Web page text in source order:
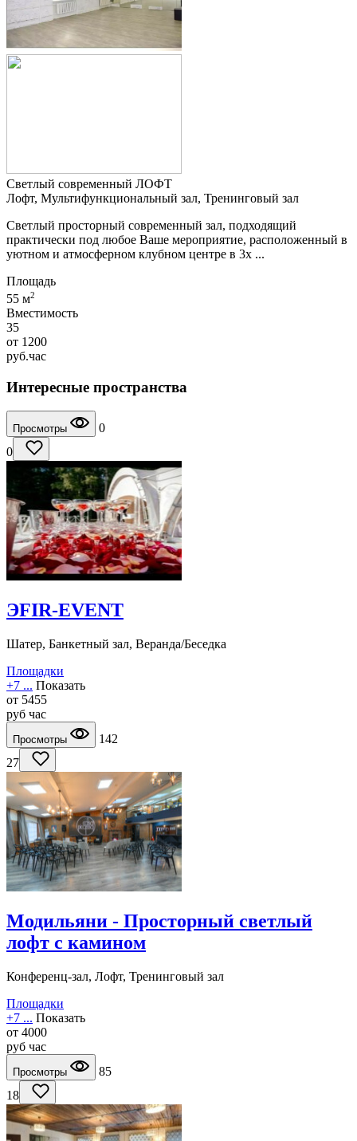
Светлый современный ЛОФТ
Лофт, Мультифункциональный зал, Тренинговый зал
Светлый просторный современный зал, подходящий
практически под любое Ваше мероприятие, расположенный в
уютном и атмосферном клубном центре в 3х ...
Площадь
55 м2
Вместимость
35
от 1200
руб.час
Интересные пространства
Просмотры
0
0
ЭFIR-EVENT
Шатер, Банкетный зал, Веранда/Беседка
Площадки
+7 ... Показать
от 5455
руб час
Просмотры
142
27
Модильяни - Просторный светлый
лофт с камином
Конференц-зал, Лофт, Тренинговый зал
Площадки
+7 ... Показать
от 4000
руб час
Просмотры
85
18